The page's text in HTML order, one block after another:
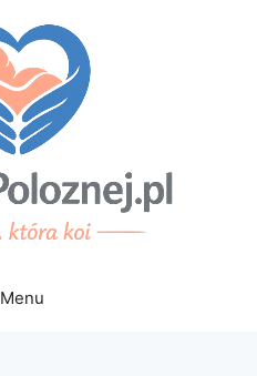
Menu